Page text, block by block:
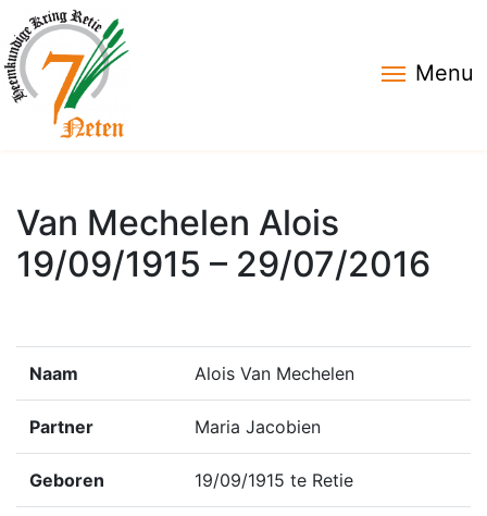
Menu
Van Mechelen Alois
19/09/1915 – 29/07/2016
Naam Alois Van Mechelen
Partner Maria Jacobien
Geboren 19/09/1915 te Retie